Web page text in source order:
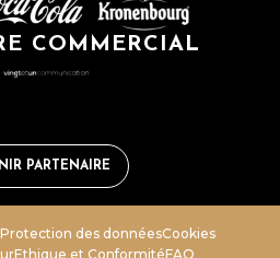
COMMERCIAL
PARTENAIRE
Protection des donnéesCookies
Ethique et ConformitéFAQ